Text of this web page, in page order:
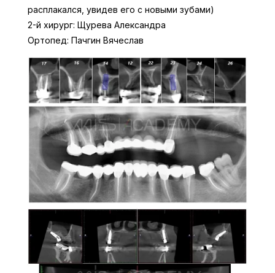
расплакался, увидев его с новыми зубами)
2-й хирург: Щурева Александра
Ортопед: Пачгин Вячеслав